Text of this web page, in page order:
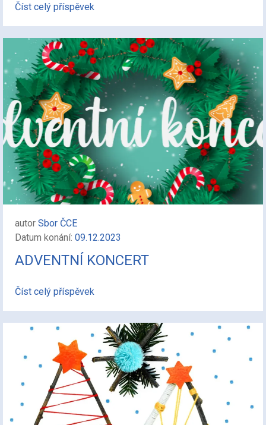
Číst celý příspěvek
autor Sbor ČCE
Datum konání: 09.12.2023
ADVENTNÍ KONCERT
Číst celý příspěvek